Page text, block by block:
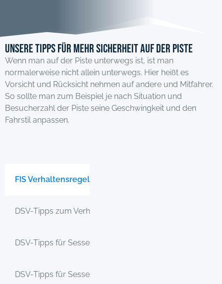
Unsere Tipps für mehr Sicherheit auf der Piste
Wenn man auf der Piste unterwegs ist, ist man
normalerweise nicht allein unterwegs. Hier heißt es
Vorsicht und Rücksicht nehmen auf andere und Mitfahrer.
So sollte man zum Beispiel je nach Situation und
Besucherzahl der Piste seine Geschwingkeit und den
Fahrstil anpassen.
FIS Verhaltensregeln für Ski- und Snowboardfahrer
DSV-Tipps zum Verhalten gegenüber Pistenraupen
DSV-Tipps für Sesselliftfahrer Sonnenhang-Sesselbahn
DSV-Tipps für Sesselliftfahrer Nordhang-Sesselbahn